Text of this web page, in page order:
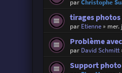
parChristophe
tirages photos
par Etienne» mer.
Problème
par David Schmitt
Support